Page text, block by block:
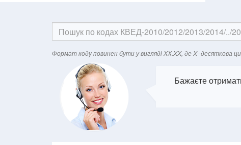
Формат кодy повинен бути у вигляді XX.XX, де X–десяткова
Бажаєте